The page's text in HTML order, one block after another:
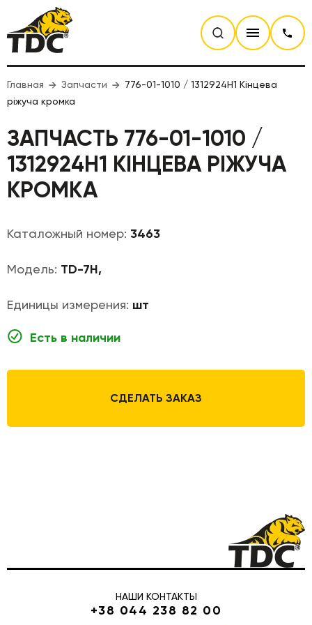
Главная Запчасти
776-01-1010 / 1312924H1 Кінцева
ріжуча кромка
ЗАПЧАСТЬ 776-01-1010 /
1312924H1 КІНЦЕВА РІЖУЧА
КРОМКА
Каталожный номер: 3463
Модель: TD-7H,
Единицы измерения: шт
Есть в наличии
СДЕЛАТЬ ЗАКАЗ
НАШИ КОНТАКТЫ
+38 044 238 82 00